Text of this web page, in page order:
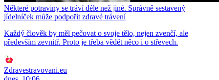
Některé potraviny se tráví déle než jiné. Správně sestavený
jídelníček může podpořit zdravé trávení
Každý člověk by měl pečovat o svoje tělo, nejen zvenčí, ale
především zevnitř. Proto je třeba vědět něco i o střevech.
Zdravestravovani.eu